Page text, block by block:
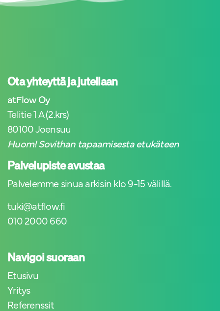
Ota yhteyttä ja jutellaan
atFlow Oy
Telitie 1 A (2.krs)
80100 Joensuu
Huom! Sovithan tapaamisesta etukäteen
Palvelupiste avustaa
Palvelemme sinua arkisin klo 9-15 välillä.
tuki@atflow.fi
010 2000 660
Navigoi suoraan
Etusivu
Yritys
Referenssit